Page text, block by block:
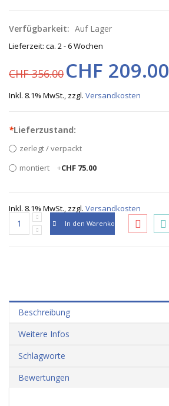
Verfügbarkeit: Auf Lager
Lieferzeit: ca. 2 - 6 Wochen
CHF 356.00 CHF 209.00
Inkl. 8.1% MwSt., zzgl. Versandkosten
*Lieferzustand:
zerlegt / verpackt
montiert
+CHF 75.00
Inkl. 8.1% MwSt. zzgl. Versandkosten
In den Warenkorb
Beschreibung
Weitere Infos
Schlagworte
Bewertungen